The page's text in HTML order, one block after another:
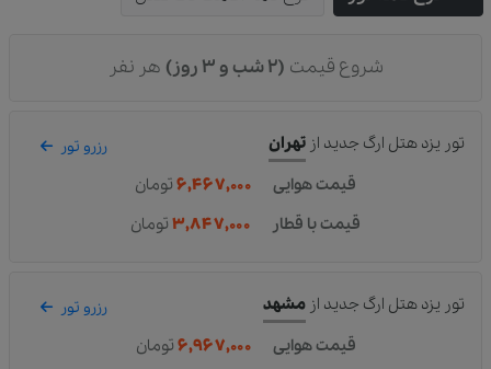
شروع قیمت (2 شب و 3 روز) هر نفر
تور یزد هتل ارگ جدید از تهران رزرو تور
قیمت هوایی ۶,۴۶۷,۰۰۰ تومان
قیمت با قطار
۳,۸۴۷,۰۰۰ تومان
تور یزد هتل ارگ جدید از مشهد رزرو تور
قیمت هوایی ۶,۹۶۷,۰۰۰ تومان